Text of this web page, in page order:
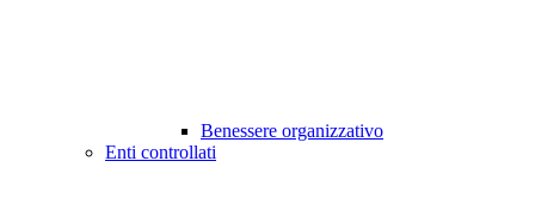
Benessere organizzativo
Enti controllati